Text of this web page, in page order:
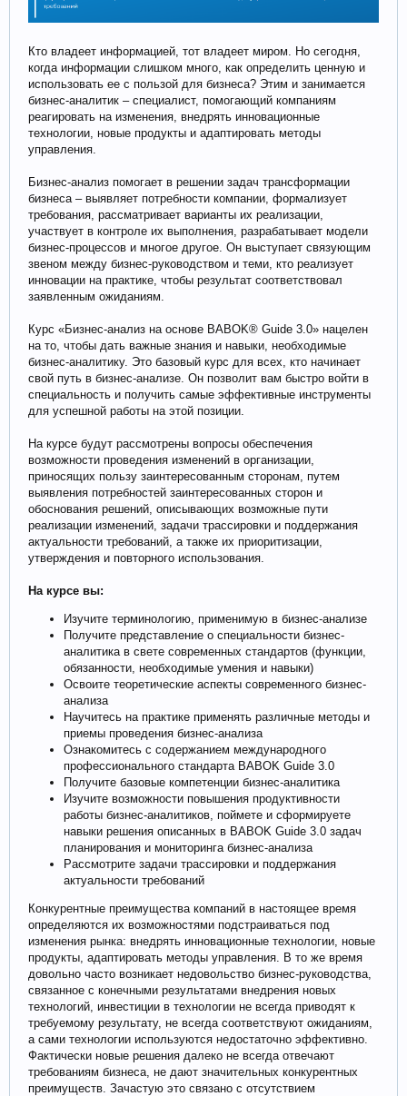
Кто владеет информацией, тот владеет миром. Но сегодня,
когда информации слишком много, как определить ценную и
использовать ее с пользой для бизнеса? Этим и занимается
бизнес-аналитик – специалист, помогающий компаниям
реагировать на изменения, внедрять инновационные
технологии, новые продукты и адаптировать методы
управления.
Бизнес-анализ помогает в решении задач трансформации
бизнеса – выявляет потребности компании, формализует
требования, рассматривает варианты их реализации,
участвует в контроле их выполнения, разрабатывает модели
бизнес-процессов и многое другое. Он выступает связующим
звеном между бизнес-руководством и теми, кто реализует
инновации на практике, чтобы результат соответствовал
заявленным ожиданиям.
Курс «Бизнес-анализ на основе BABOK® Guide 3.0» нацелен
на то, чтобы дать важные знания и навыки, необходимые
бизнес-аналитику. Это базовый курс для всех, кто начинает
свой путь в бизнес-анализе. Он позволит вам быстро войти в
специальность и получить самые эффективные инструменты
для успешной работы на этой позиции.
На курсе будут рассмотрены вопросы обеспечения
возможности проведения изменений в организации,
приносящих пользу заинтересованным сторонам, путем
выявления потребностей заинтересованных сторон и
обоснования решений, описывающих возможные пути
реализации изменений, задачи трассировки и поддержания
актуальности требований, а также их приоритизации,
утверждения и повторного использования.
На курсе вы:
Изучите терминологию, применимую в бизнес-анализе
Получите представление о специальности бизнес-
аналитика в свете современных стандартов (функции,
обязанности, необходимые умения и навыки)
Освоите теоретические аспекты современного бизнес-
анализа
Научитесь на практике применять различные методы и
приемы проведения бизнес-анализа
Ознакомитесь с содержанием международного
профессионального стандарта BABOK Guide 3.0
Получите базовые компетенции бизнес-аналитика
Изучите возможности повышения продуктивности
работы бизнес-аналитиков, поймете и сформируете
навыки решения описанных в BABOK Guide 3.0 задач
планирования и мониторинга бизнес-анализа
Рассмотрите задачи трассировки и поддержания
актуальности требований
Конкурентные преимущества компаний в настоящее время
определяются их возможностями подстраиваться под
изменения рынка: внедрять инновационные технологии, новые
продукты, адаптировать методы управления. В то же время
довольно часто возникает недовольство бизнес-руководства,
связанное с конечными результатами внедрения новых
технологий, инвестиции в технологии не всегда приводят к
требуемому результату, не всегда соответствуют ожиданиям,
а сами технологии используются недостаточно эффективно.
Фактически новые решения далеко не всегда отвечают
требованиям бизнеса, не дают значительных конкурентных
преимуществ. Зачастую это связано с отсутствием